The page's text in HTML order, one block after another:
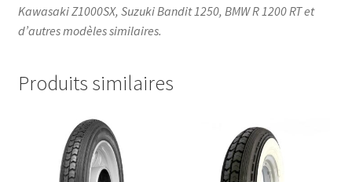
Kawasaki Z1000SX, Suzuki Bandit 1250, BMW R 1200 RT et
d’autres modèles similaires.
Produits similaires